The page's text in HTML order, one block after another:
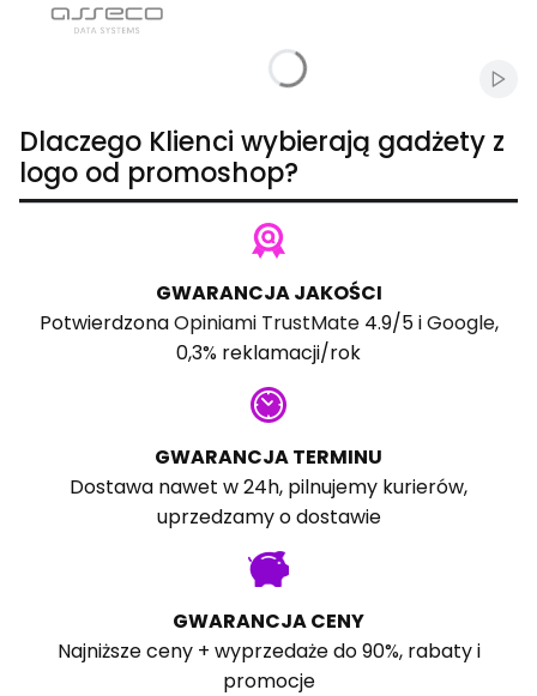
Dlaczego Klienci wybierają gadżety z
logo od promoshop?
GWARANCJA JAKOŚCI
PotwierdzonaOpiniami TrustMate4.9/5 iGoogle,
0,3% reklamacji/rok
GWARANCJA TERMINU
Dostawa nawet w 24h, pilnujemy kurierów,
uprzedzamy o dostawie
GWARANCJA CENY
Najniższe ceny + wyprzedaże do 90%, rabaty i
promocje